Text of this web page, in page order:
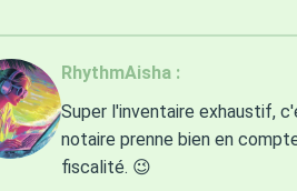
RhythmAisha :
Super l'inventaire exhaustif,
notaire prenne bien en
fiscalité. 😉